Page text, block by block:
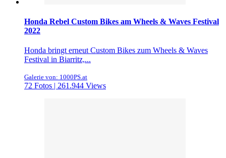
Honda Rebel Custom Bikes am Wheels & Waves Festival
2022
Honda bringt erneut Custom Bikes zum Wheels & Waves
Festival in Biarritz,...
Galerie von: 1000PS.at
72 Fotos | 261.944 Views